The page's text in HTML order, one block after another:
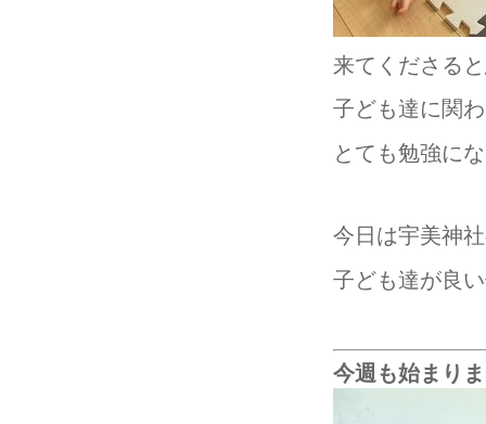
来てくださる
子ども達に関
とても勉強に
今日は宇美神
子ども達が良
今週も始まり